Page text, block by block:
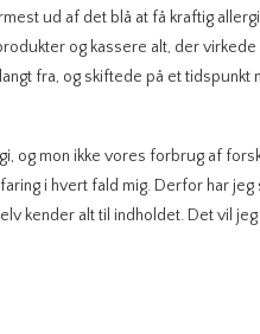
ud af det blå at få kraftig
og kassere alt, der
fra, og skiftede på et
og mon ikke vores forbrug af
i hvert fald mig. Derfor har
kender alt til indholdet. Det vil